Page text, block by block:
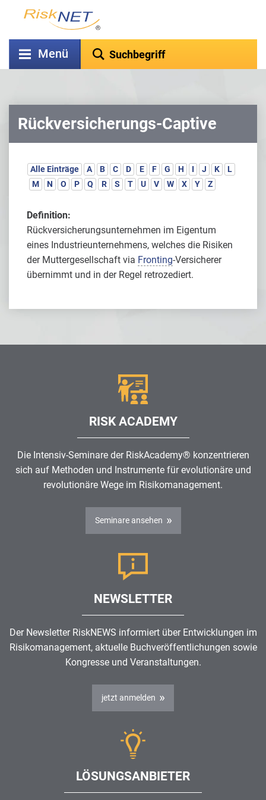
Menü
Rückversicherungs-Captive
Alle Einträge A B C D E F G H I J K
L
M
N O P Q R S T U V W X Y Z
Definition:
Rückversicherungsunternehmen im Eigentum
eines Industrieunternehmens, welches die Risiken
der Muttergesellschaft via Fronting-Versicherer
übernimmt und in der Regel retrozediert.
RISK ACADEMY
Die Intensiv-Seminare der RiskAcademy® konzentrieren
sich auf Methoden und Instrumente für evolutionäre und
revolutionäre Wege im Risikomanagement.
Seminare ansehen
NEWSLETTER
Der Newsletter RiskNEWS informiert über Entwicklungen im
Risikomanagement, aktuelle Buchveröffentlichungen sowie
Kongresse und Veranstaltungen.
jetzt anmelden
LÖSUNGSANBIETER